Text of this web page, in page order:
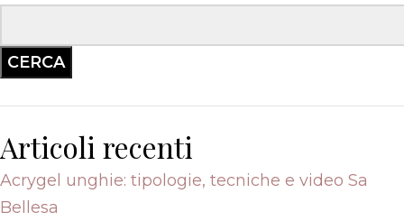
CERCA
Articoli recenti
Acrygel unghie: tipologie, tecniche e video Sa
Bellesa